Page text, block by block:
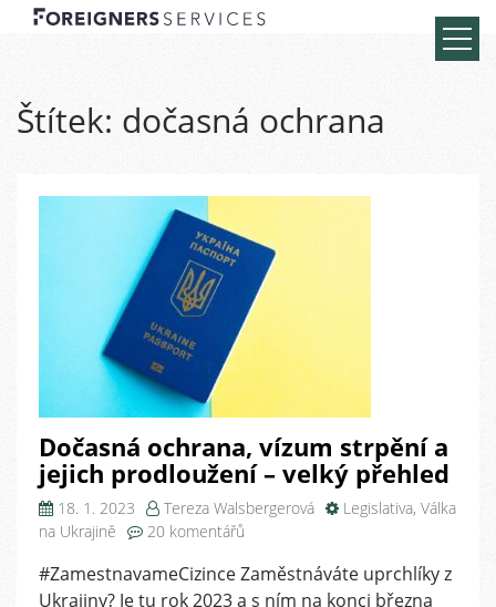
Štítek: dočasná ochrana
Dočasná ochrana, vízum strpění a
jejich prodloužení – velký přehled
18. 1. 2023 Tereza Walsbergerová Legislativa, Válka
na Ukrajině
20 komentářů
s
názvem
#ZamestnavameCizince Zaměstnáváte uprchlíky z
Ukrajiny? Je tu rok 2023 a s ním na konci března